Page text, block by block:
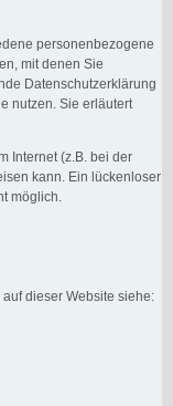
personenbezogene
mit denen Sie
Datenschutzerklärung
nutzen. Sie erläutert
Internet (z.B. bei der
kann. Ein lückenloser
möglich.
dieser Website siehe: